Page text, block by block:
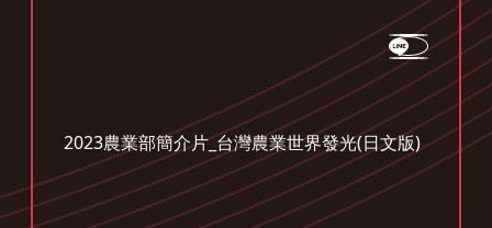
2023農業部簡介片_台灣農業世界發光(日文版)